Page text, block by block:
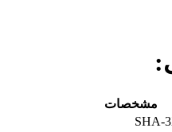
مشخصات
SHA-